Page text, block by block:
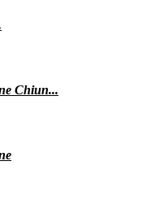
Chiun...